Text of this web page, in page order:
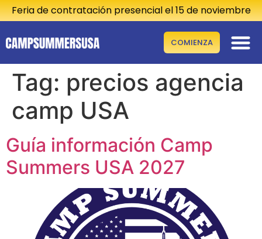
Feria de contratación presencial el 15 de noviembre
COMIENZA
Tag: precios agencia
camp USA
Guía información Camp
Summers USA 2027